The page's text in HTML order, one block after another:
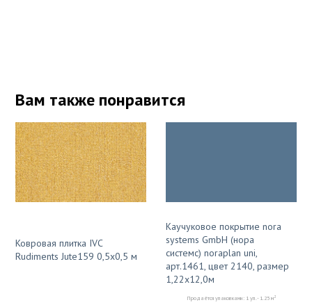
Вам также понравится
Ковровая плитка IVC
Rudiments Jute159 0,5х0,5 м
Каучуковое покрытие nora
systems GmbH (нора
системс) noraplan uni,
арт.1461, цвет 2140, размер
1,22х12,0м
Продаётся упаковками: 1 уп. - 1.25 м2